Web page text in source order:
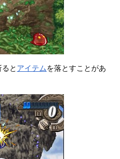
と アイテム を落とすことがあ